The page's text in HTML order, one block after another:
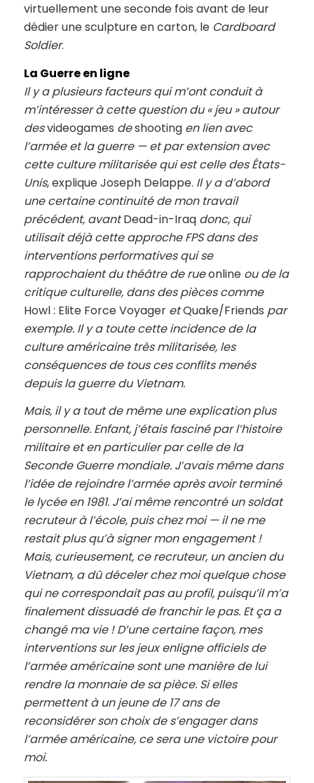
virtuellement une seconde fois avant de leur
dédier une sculpture en carton, le Cardboard
Soldier.
La Guerre en ligne
Il y a plusieurs facteurs qui m’ont conduit à
m’intéresser à cette question du « jeu » autour
desvideogames deshootingen lien avec
l’armée et la guerre — et par extension avec
cette culture militarisée qui est celle des États-
Unis, explique Joseph Delappe. Il y a d’abord
une certaine continuité de mon travail
précédent, avantDead-in-Iraq donc, qui
utilisait déjà cette approche FPS dans des
interventions performatives qui se
rapprochaient du théâtre de rueonline ou de la
critique culturelle, dans des pièces comme
Howl : Elite Force Voyager etQuake/Friends par
exemple. Il y a toute cette incidence de la
culture américaine très militarisée, les
conséquences de tous ces conflits menés
depuis la guerre du Vietnam.
Mais, il y a tout de même une explication plus
personnelle. Enfant, j’étais fasciné par l’histoire
militaire et en particulier par celle de la
Seconde Guerre mondiale. J’avais même dans
l’idée de rejoindre l’armée après avoir terminé
le lycée en 1981. J’ai même rencontré un soldat
recruteur à l’école, puis chez moi — il ne me
restait plus qu’à signer mon engagement !
Mais, curieusement, ce recruteur, un ancien du
Vietnam, a dû déceler chez moi quelque chose
qui ne correspondait pas au profil, puisqu’il m’a
finalement dissuadé de franchir le pas. Et ça a
changé ma vie ! D’une certaine façon, mes
interventions sur les jeux enligne officiels de
l’armée américaine sont une manière de lui
rendre la monnaie de sa pièce. Si elles
permettent à un jeune de 17 ans de
reconsidérer son choix de s’engager dans
l’armée américaine, ce sera une victoire pour
moi.